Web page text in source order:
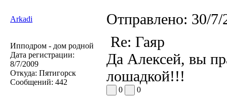
Arkadi Отправлено: 30/
Ипподром - дом родной
Дата регистрации:
8/7/2009
Откуда: Пятигорск
Сообщений: 442
Re: Гаяр
Да Алексей, вы
лошадкой!!!
0 0